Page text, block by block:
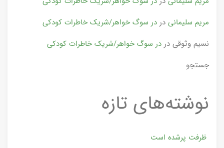
مریم سلیمانی در در سوگ خواهر/شریک خاطرات کودکی
نسیم وثوقی در در سوگ خواهر/شریک خاطرات کودکی
جستجو
نوشته‌های تازه
ظرفت پرشده‌ است